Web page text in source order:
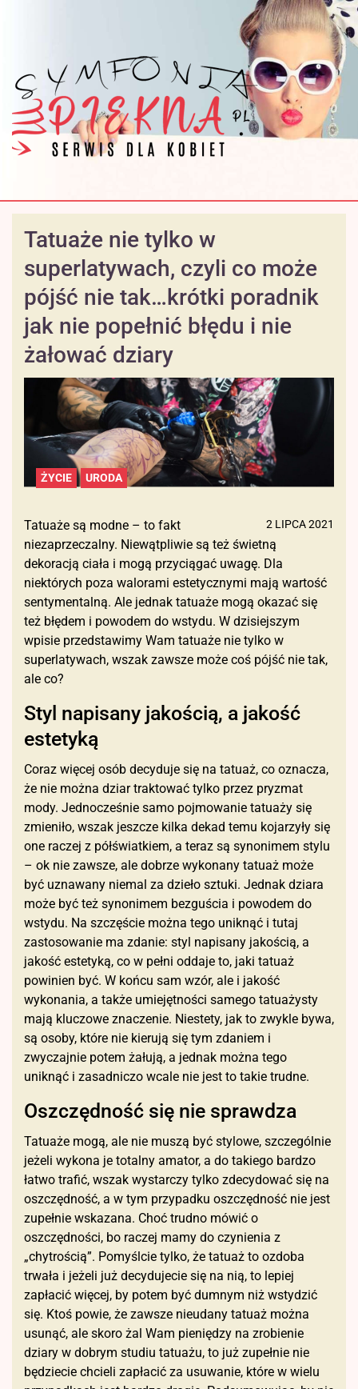
Tatuaże nie tylko w
superlatywach, czyli co może
pójść nie tak…krótki poradnik
jak nie popełnić błędu i nie
żałować dziary
URODA
ŻYCIE
2 LIPCA 2021
Tatuaże są modne – to fakt
niezaprzeczalny. Niewątpliwie są też świetną
dekoracją ciała i mogą przyciągać uwagę. Dla
niektórych poza walorami estetycznymi mają wartość
sentymentalną. Ale jednak tatuaże mogą okazać się
też błędem i powodem do wstydu. W dzisiejszym
wpisie przedstawimy Wam tatuaże nie tylko w
superlatywach, wszak zawsze może coś pójść nie tak,
ale co?
Styl napisany jakością, a jakość
estetyką
Coraz więcej osób decyduje się na tatuaż, co oznacza,
że nie można dziar traktować tylko przez pryzmat
mody. Jednocześnie samo pojmowanie tatuaży się
zmieniło, wszak jeszcze kilka dekad temu kojarzyły się
one raczej z półświatkiem, a teraz są synonimem stylu
– ok nie zawsze, ale dobrze wykonany tatuaż może
być uznawany niemal za dzieło sztuki. Jednak dziara
może być też synonimem bezguścia i powodem do
wstydu. Na szczęście można tego uniknąć i tutaj
zastosowanie ma zdanie: styl napisany jakością, a
jakość estetyką, co w pełni oddaje to, jaki tatuaż
powinien być. W końcu sam wzór, ale i jakość
wykonania, a także umiejętności samego tatuażysty
mają kluczowe znaczenie. Niestety, jak to zwykle bywa,
są osoby, które nie kierują się tym zdaniem i
zwyczajnie potem żałują, a jednak można tego
uniknąć i zasadniczo wcale nie jest to takie trudne.
Oszczędność się nie sprawdza
Tatuaże mogą, ale nie muszą być stylowe, szczególnie
jeżeli wykona je totalny amator, a do takiego bardzo
łatwo trafić, wszak wystarczy tylko zdecydować się na
oszczędność, a w tym przypadku oszczędność nie jest
zupełnie wskazana. Choć trudno mówić o
oszczędności, bo raczej mamy do czynienia z
„chytrością”. Pomyślcie tylko, że tatuaż to ozdoba
trwała i jeżeli już decydujecie się na nią, to lepiej
zapłacić więcej, by potem być dumnym niż wstydzić
się. Ktoś powie, że zawsze nieudany tatuaż można
usunąć, ale skoro żal Wam pieniędzy na zrobienie
dziary w dobrym studiu tatuażu, to już zupełnie nie
będziecie chcieli zapłacić za usuwanie, które w wielu